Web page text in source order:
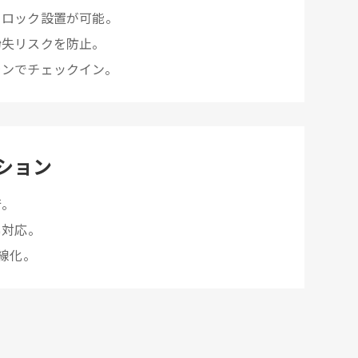
ック設置が可能。
リスクを防止。
でチェックイン。
ョン
応。
化。